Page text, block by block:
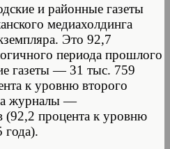
и районные газеты
медиахолдинга
Это 92,7
периода прошлого
газеты — 31 тыс. 759
к уровню второго
журналы —
(92,2 процента к уровню
года).